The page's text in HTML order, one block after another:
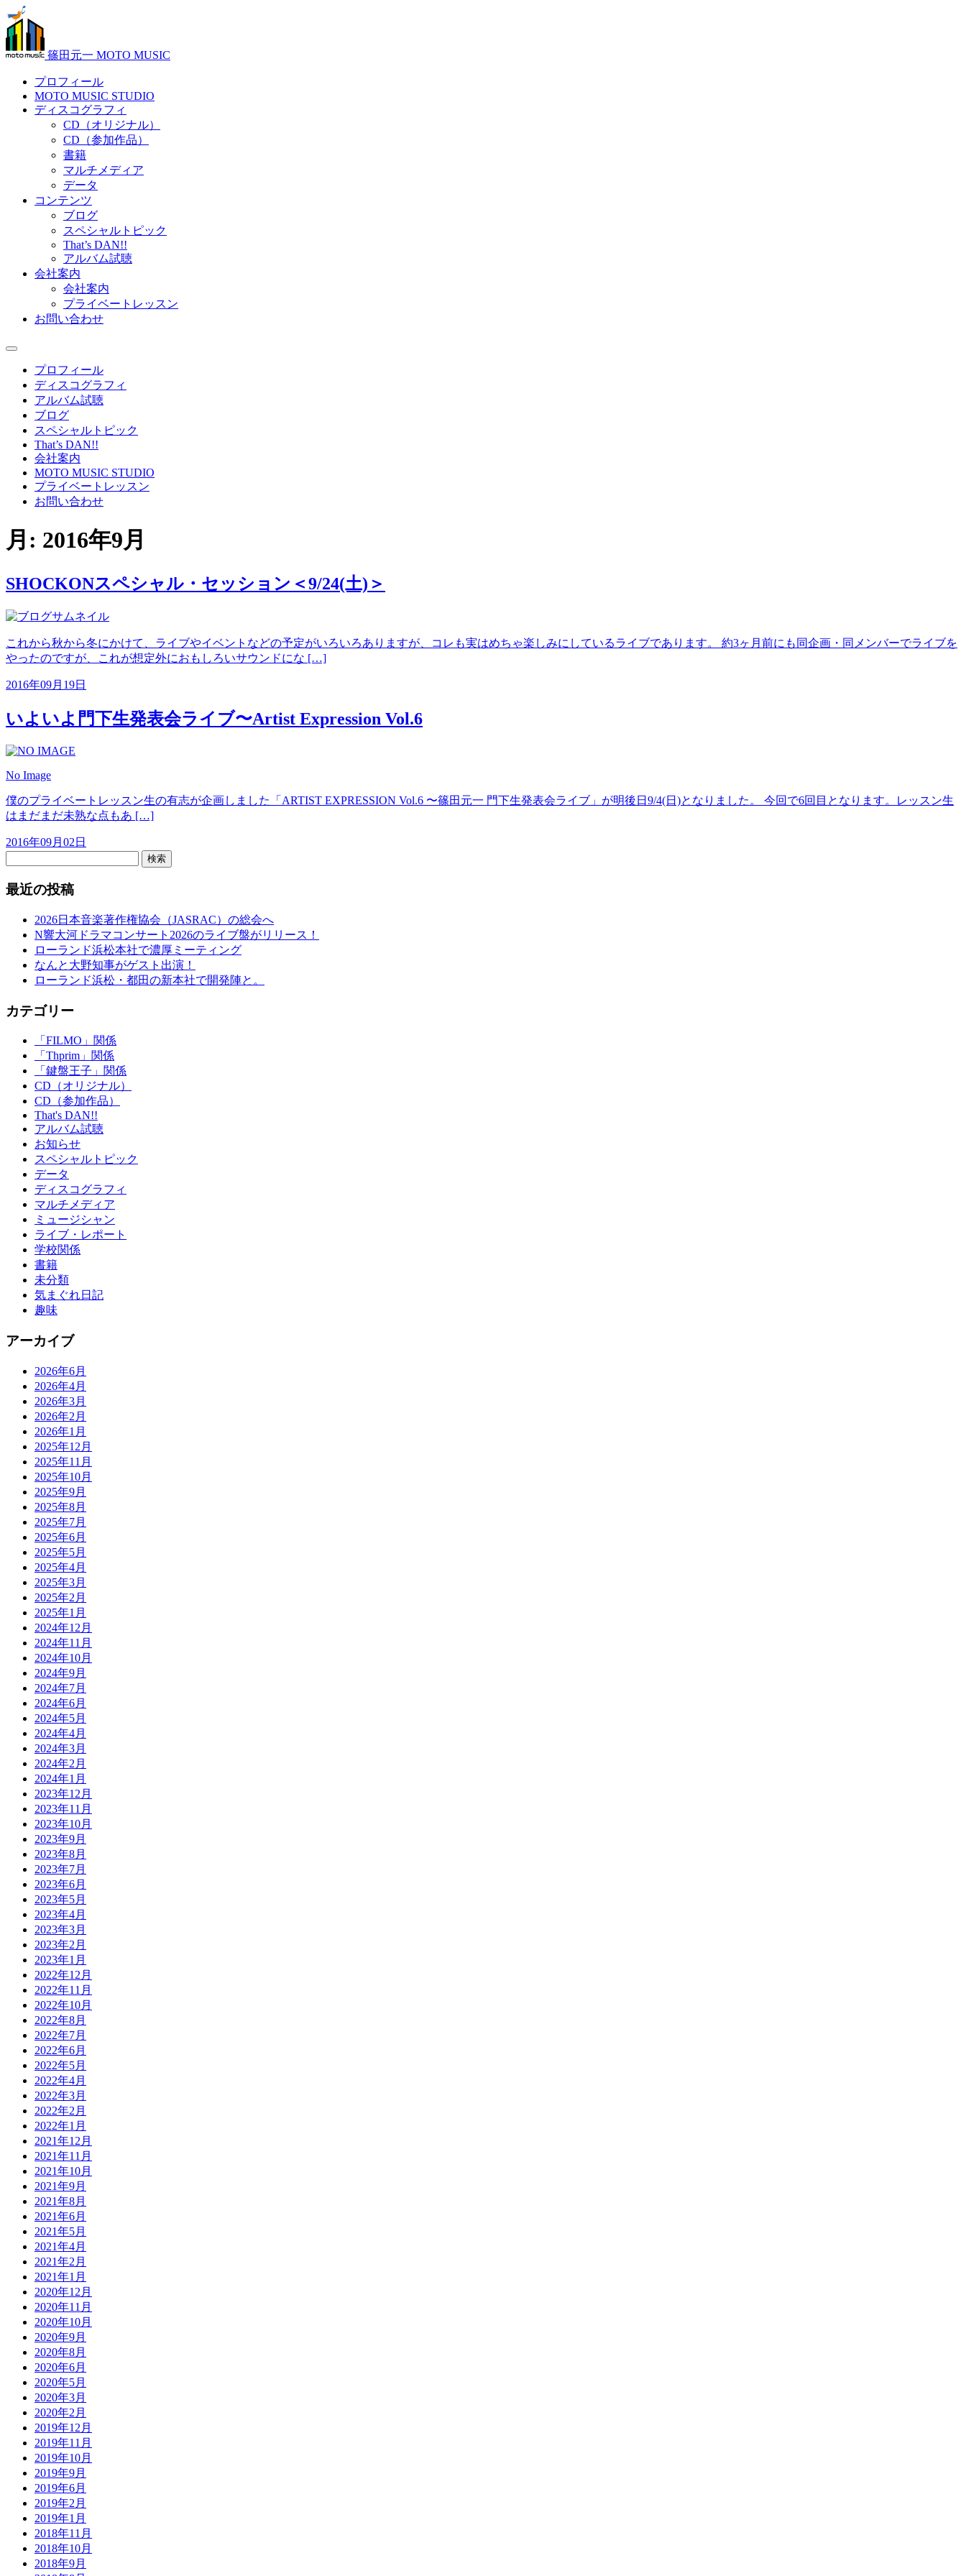
篠田元一 MOTO MUSIC
プロフィール
MOTO MUSIC STUDIO
ディスコグラフィ
CD（オリジナル）
CD（参加作品）
書籍
マルチメディア
データ
コンテンツ
ブログ
スペシャルトピック
That’s DAN!!
アルバム試聴
会社案内
会社案内
プライベートレッスン
お問い合わせ
プロフィール
ディスコグラフィ
アルバム試聴
ブログ
スペシャルトピック
That’s DAN!!
会社案内
MOTO MUSIC STUDIO
プライベートレッスン
お問い合わせ
月: 2016年9月
SHOCKONスペシャル・セッション＜9/24(土)＞
これから秋から冬にかけて、ライブやイベントなどの予定がいろいろありますが、コレも実はめちゃ楽しみにしているライブであります。 約3ヶ月前にも同企画・同メンバーでライブを
やったのですが、これが想定外におもしろいサウンドにな […]
2016年09月19日
いよいよ門下生発表会ライブ〜Artist Expression Vol.6
No Image
僕のプライベートレッスン生の有志が企画しました「ARTIST EXPRESSION Vol.6 〜篠田元一 門下生発表会ライブ」が明後日9/4(日)となりました。 今回で6回目となります。レッスン生
はまだまだ未熟な点もあ […]
2016年09月02日
検索
最近の投稿
2026日本音楽著作権協会（JASRAC）の総会へ
N響大河ドラマコンサート2026のライブ盤がリリース！
ローランド浜松本社で濃厚ミーティング
なんと大野知事がゲスト出演！
ローランド浜松・都田の新本社で開発陣と。
カテゴリー
「FILMO」関係
「Thprim」関係
「鍵盤王子」関係
CD（オリジナル）
CD（参加作品）
That's DAN!!
アルバム試聴
お知らせ
スペシャルトピック
データ
ディスコグラフィ
マルチメディア
ミュージシャン
ライブ・レポート
学校関係
書籍
未分類
気まぐれ日記
趣味
アーカイブ
2026年6月
2026年4月
2026年3月
2026年2月
2026年1月
2025年12月
2025年11月
2025年10月
2025年9月
2025年8月
2025年7月
2025年6月
2025年5月
2025年4月
2025年3月
2025年2月
2025年1月
2024年12月
2024年11月
2024年10月
2024年9月
2024年7月
2024年6月
2024年5月
2024年4月
2024年3月
2024年2月
2024年1月
2023年12月
2023年11月
2023年10月
2023年9月
2023年8月
2023年7月
2023年6月
2023年5月
2023年4月
2023年3月
2023年2月
2023年1月
2022年12月
2022年11月
2022年10月
2022年8月
2022年7月
2022年6月
2022年5月
2022年4月
2022年3月
2022年2月
2022年1月
2021年12月
2021年11月
2021年10月
2021年9月
2021年8月
2021年6月
2021年5月
2021年4月
2021年2月
2021年1月
2020年12月
2020年11月
2020年10月
2020年9月
2020年8月
2020年6月
2020年5月
2020年3月
2020年2月
2019年12月
2019年11月
2019年10月
2019年9月
2019年6月
2019年2月
2019年1月
2018年11月
2018年10月
2018年9月